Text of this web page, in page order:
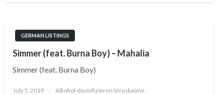
GERMAN LISTINGS
Simmer (feat. Burna Boy) – Mahalia
Simmer (feat. Burna Boy)
Posted
July 5, 2019 Alkohol-desinfizieren-Viruskeime